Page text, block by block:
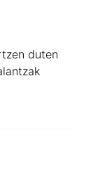
duten